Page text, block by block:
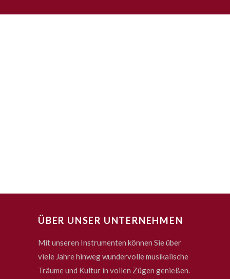
ÜBER UNSER UNTERNEHMEN
Mit unseren Instrumenten können Sie über
viele Jahre hinweg wundervolle musikalische
Träume und Kultur in vollen Zügen genießen.